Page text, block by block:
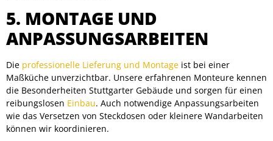
5. MONTAGE UND
ANPASSUNGSARBEITEN
Die professionelle Lieferung und Montage ist bei einer
Maßküche unverzichtbar. Unsere erfahrenen Monteure kennen
die Besonderheiten Stuttgarter Gebäude und sorgen für einen
reibungslosen Einbau. Auch notwendige Anpassungsarbeiten
wie das Versetzen von Steckdosen oder kleinere Wandarbeiten
können wir koordinieren.